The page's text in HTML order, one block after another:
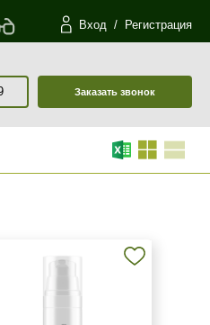
Вход / Регистрация
Заказать звонок